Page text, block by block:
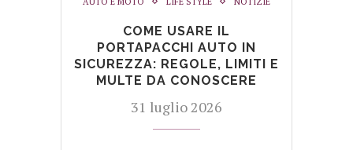
COME USARE IL
PORTAPACCHI AUTO IN
SICUREZZA: REGOLE, LIMITI E
MULTE DA CONOSCERE
31 luglio 2026